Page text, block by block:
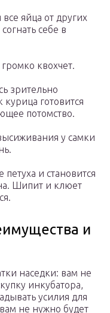
яйца от других
себе в
квохчет.
зрительно
курица готовится
потомство.
у самки
петуха и становится
Шипит и клюет
и
наседки: вам не
инкубатора,
усилия для
не нужно будет